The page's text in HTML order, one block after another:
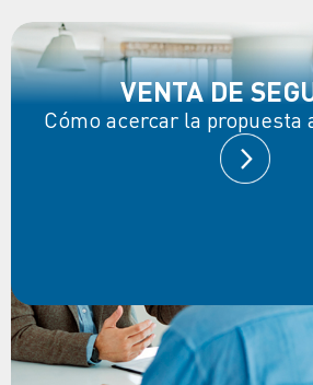
VENTA DE
Cómo acercar la propuesta